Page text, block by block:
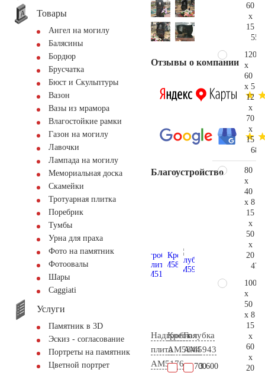
Товары
Ангел на могилу
Балясины
Бордюр
Брусчатка
Бюст и Скульптуры
Вазон
Вазы из мрамора
Влагостойкие рамки
Газон на могилу
Лавочки
Лампада на могилу
Мемориальная доска
Скамейки
Тротуарная плитка
Поребрик
Тумбы
Урна для праха
Фото на памятник
Фотоовалы
Шары
Сaggiati
Услуги
Памятник в 3D
Эскиз - согласование
Портреты на памятник
Цветной портрет
Отзывы о компании
Благоустройство
Надгробная
плита
AM5176
Крест
AM5844
18.700
Голубка
AM5943
3.600
60
x
15
120
x
60
x 5
12
x
70
x
15
80
x
40
x 8
15
x
50
x
20
100
x
50
x 8
15
x
60
x
20